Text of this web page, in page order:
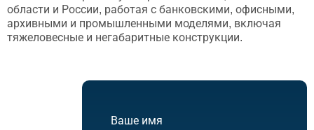
области и России, работая с банковскими, офисными,
архивными и промышленными моделями, включая
тяжеловесные и негабаритные конструкции.